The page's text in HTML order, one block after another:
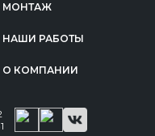
МОНТАЖ
НАШИ РАБОТЫ
О КОМПАНИИ